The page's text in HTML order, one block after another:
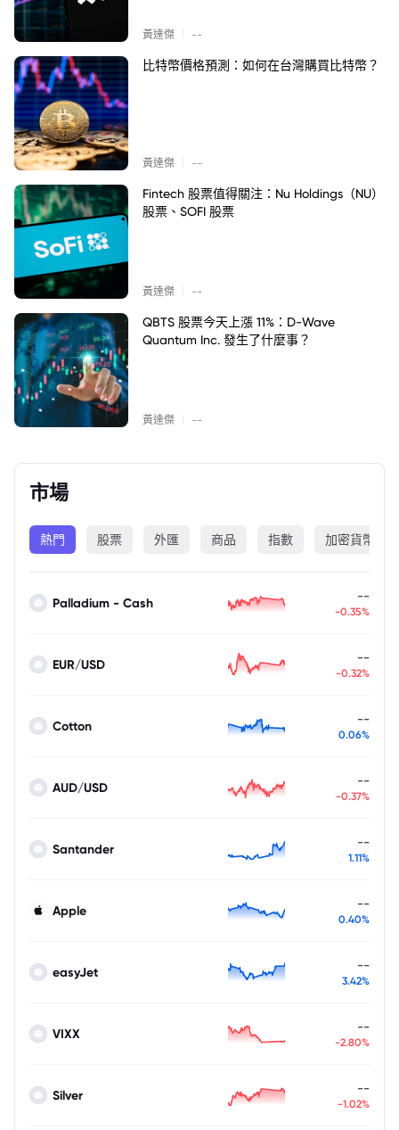
黃達傑 --
比特幣價格預測：如何在台灣購買比特幣？
黃達傑 --
Fintech 股票值得關注：Nu Holdings（NU）
股票、SOFI 股票
黃達傑 --
QBTS 股票今天上漲 11%：D-Wave
Quantum Inc. 發生了什麼事？
黃達傑 --
市場
熱門 股票 外匯 商品 指數 加密貨幣
Palladium - Cash --
-0.35%
EUR/USD --
-0.32%
Cotton --
0.06%
AUD/USD --
-0.37%
Santander --
1.11%
Apple --
0.40%
easyJet --
3.42%
VIXX --
-2.80%
Silver --
-1.02%